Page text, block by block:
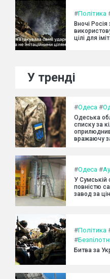
#Політика
Вночі
цілі для
У тренді
#Одеса #
Одеська
списку за
вражаючу
#Одеса #
У Сумській
повністю
завод за
#Політика
#
Битва за